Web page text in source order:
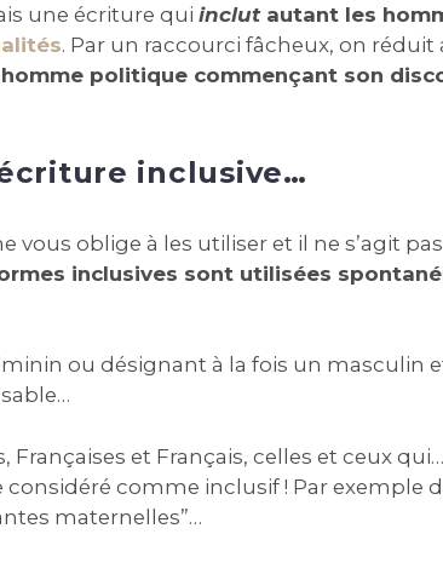
une écriture qui inclut autant les
. Par un raccourci fâcheux, on réduit
politique commençant son
inclusive…
oblige à les utiliser et il ne s’agit
inclusives sont utilisées
ou désignant à la fois un masculin
Françaises et Français, celles et ceux
considéré comme inclusif ! Par exemple
maternelles”…